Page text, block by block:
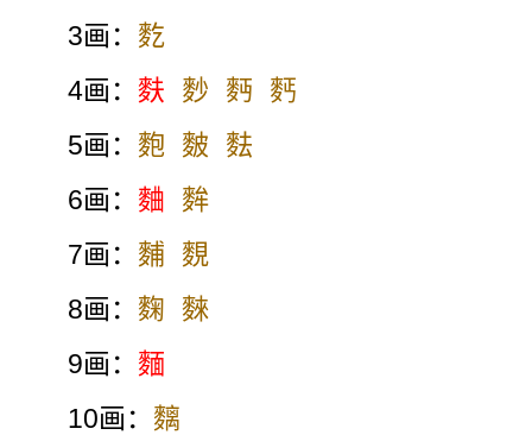
3画： 麧
4画：麩 麨 麪
麫
5画： 麭 麬
麮
6画： 麯
麰
7画： 麱
麲
8画： 麴 麳
9画： 麵
10画： 麶